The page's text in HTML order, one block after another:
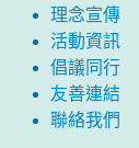
理念宣傳
活動資訊
倡議同行
友善連結
聯絡我們